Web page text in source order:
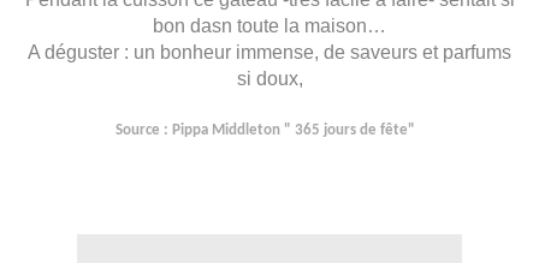
bon dasn toute la maison…
A déguster : un bonheur immense, de saveurs et parfums
si doux,
Source : Pippa Middleton " 365 jours de fête"